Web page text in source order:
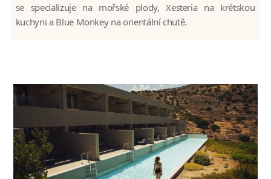
se specializuje na mořské plody, Xesteria na krétskou
kuchyni a Blue Monkey na orientální chutě.